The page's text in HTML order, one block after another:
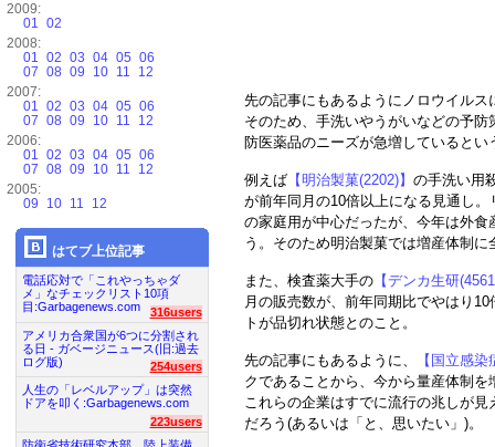
先の記事にもあるようにノロウイル
そのため、手洗いやうがいなどの予
防医薬品のニーズが急増しているとい
例えば 【明治製菓(2202)】 の手洗い用
が前年同月の10倍以上になる見通し
の家庭用が中心だったが、今年は外
う。そのため明治製菓では増産体制に
また、検査薬大手の 【デンカ生研
月の販売数が、前年同期比でやはり10
トが品切れ状態とのこと。
先の記事にもあるように、
【国立感
クであることから、今から量産体制
これらの企業はすでに流行の兆しが
だろう(あるいは「と、思いたい」)。
2009:
01 02
2008:
01 02 03 04 05 06
07 08 09 10 11
12
2007:
01 02 03 04 05 06
07 08 09 10 11
12
2006:
01 02 03 04 05 06
07 08 09 10 11
12
2005:
09
10 11 12
はてブ上位記事
電話応対で「これやっちゃダ
メ」なチェックリスト10項
目:Garbagenews.com
316users
アメリカ合衆国が6つに分割され
る日 - ガベージニュース(旧:過去
ログ版)
254users
人生の「レベルアップ」は突然
ドアを叩く:Garbagenews.com
223users